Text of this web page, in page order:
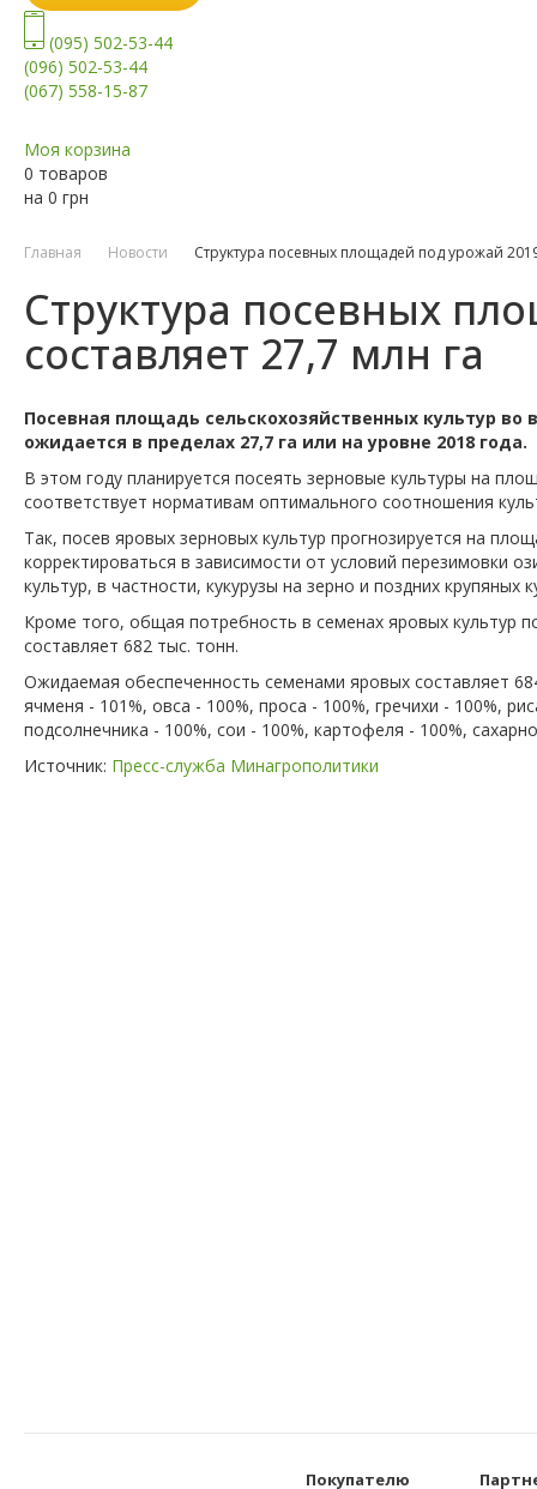
(095) 502-53-44
(096) 502-53-44
(067) 558-15-87
Моя корзина
0 товаров
на 0 грн
Главная Новости Структура посевных площадей под урожай
Структура посевных
составляет 27,7 млн га
Посевная площадь сельскохозяйственных культур во
ожидается в пределах 27,7 га или на уровне 2018 года.
В этом году планируется посеять зерновые культуры на
соответствует нормативам оптимального соотношения
Так, посев яровых зерновых культур прогнозируется на
корректироваться в зависимости от условий перезимовки
культур, в частности, кукурузы на зерно и поздних крупяных
Кроме того, общая потребность в семенах яровых культур
составляет 682 тыс. тонн.
Ожидаемая обеспеченность семенами яровых составляет
ячменя - 101%, овса - 100%, проса - 100%, гречихи - 100%,
подсолнечника - 100%, сои - 100%, картофеля - 100%,
Источник: Пресс-служба Минагрополитики
Покупателю